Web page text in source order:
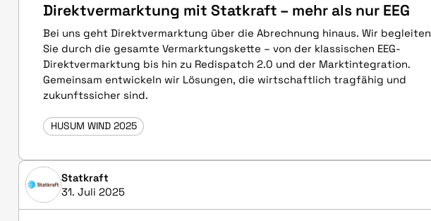
Direktvermarktung mit Statkraft – mehr als nur EEG
Bei uns geht Direktvermarktung über die Abrechnung hinaus. Wir begleiten
Sie durch die gesamte Vermarktungskette – von der klassischen EEG-
Direktvermarktung bis hin zu Redispatch 2.0 und der Marktintegration.
Gemeinsam entwickeln wir Lösungen, die wirtschaftlich tragfähig und
zukunftssicher sind.
HUSUM WIND 2025
Statkraft
31. Juli 2025